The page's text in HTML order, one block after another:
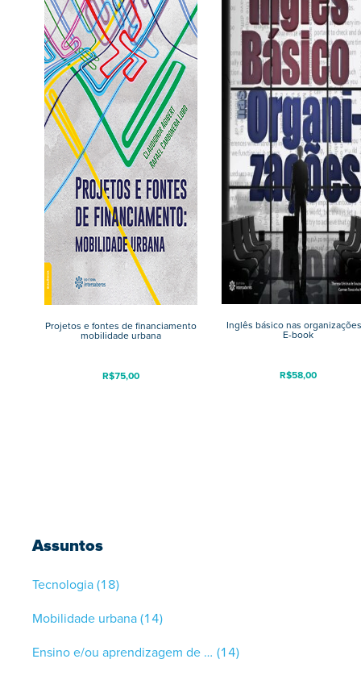
Assuntos
Tecnologia(18)
Mobilidade urbana(14)
Ensino e/ou aprendizagem de línguas (14)
Projetos e fontes de financiamento
mobilidade urbana
R$75,00
Inglês básico nas
E-book
R$58,00